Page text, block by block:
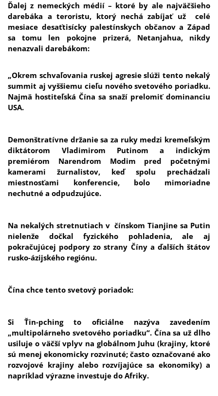
Ďalej z nemeckých médií – ktoré by ale najväčšieho
darebáka a teroristu, ktorý nechá zabíjať už celé
mesiace desaťtisícky palestínskych občanov a Západ
sa tomu len pokojne prizerá, Netanjahua, nikdy
nenazvali darebákom:
„Okrem schvaľovania ruskej agresie slúži tento nekalý
summit aj vyššiemu cieľu nového svetového poriadku.
Najmä hostiteľská Čína sa snaží prelomiť dominanciu
USA.
Demonštratívne držanie sa za ruky medzi kremeľským
diktátorom Vladimirom Putinom a indickým
premiérom Narendrom Modim pred početnými
kamerami žurnalistov, keď spolu prechádzali
miestnosťami konferencie, bolo mimoriadne
nechutné a odpudzujúce.
Na nekalých stretnutiach v čínskom Tianjine sa Putin
nielenže dočkal fyzického pohladenia, ale aj
pokračujúcej podpory zo strany Číny a ďalších štátov
rusko-ázijského regiónu.
Čína chce tento svetový poriadok:
Si Ťin-pching to oficiálne nazýva zavedením
„multipolárneho svetového poriadku“. Čína sa už dlho
usiluje o väčší vplyv na globálnom Juhu (krajiny, ktoré
sú menej ekonomicky rozvinuté; často označované ako
rozvojové krajiny alebo rozvíjajúce sa ekonomiky) a
napríklad výrazne investuje do Afriky.